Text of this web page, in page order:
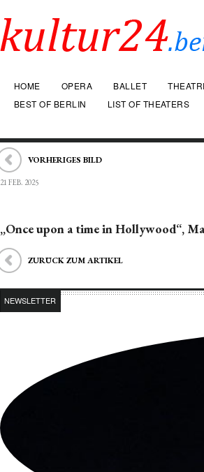
HOME OPERA BALLET
BEST OF BERLIN
LIST OF THEATERS
VORHERIGES BILD
21 FEB. 2025
„Once upon a time in Hollywood“,
ZURÜCK ZUM ARTIKEL
NEWSLETTER